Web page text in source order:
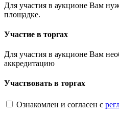
Для участия в аукционе Вам
площадке.
Участие в торгах
Для участия в аукционе Вам
аккредитацию
Участвовать в торгах
Ознакомлен и согласен с